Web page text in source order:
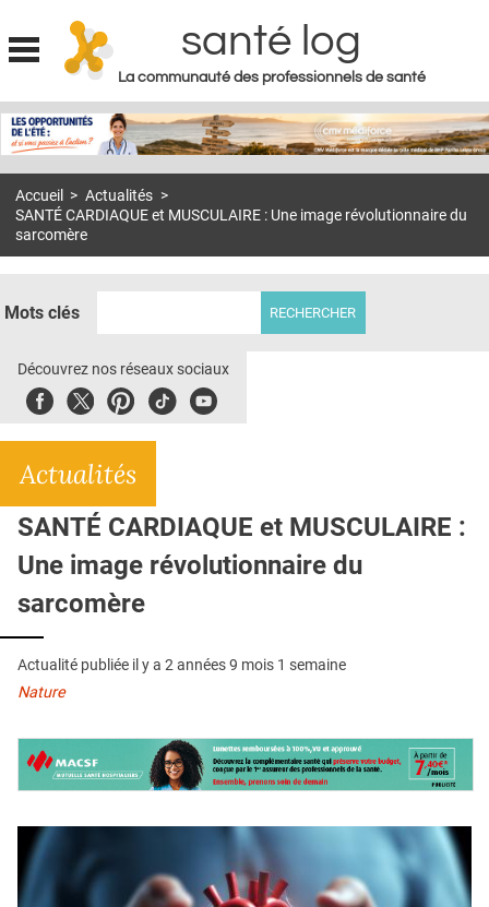
Jump to navigation
santé log
La communauté des professionnels de santé
MON COMPTE
S'ABONNER À LA REVUE SOIN À DOMICILE
E-REVUE SAD
THÉMA
CRÉDITS
Accueil > Actualités >
SANTÉ CARDIAQUE et MUSCULAIRE : Une image révolutionnaire du
sarcomère
Mots clés
Découvrez nos réseaux sociaux
FacebookTwitterPinterest
TiktokYoubute
Actualités
SANTÉ CARDIAQUE et MUSCULAIRE :
Une image révolutionnaire du
sarcomère
Actualité publiée il y a 2 années 9 mois 1 semaine
Nature